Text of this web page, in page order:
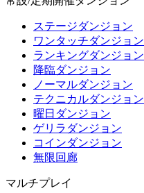
ステージダンジョン
ワンタッチダンジョン
ランキングダンジョン
降臨ダンジョン
ノーマルダンジョン
テクニカルダンジョン
曜日ダンジョン
ゲリラダンジョン
コインダンジョン
無限回廊
マルチプレイ